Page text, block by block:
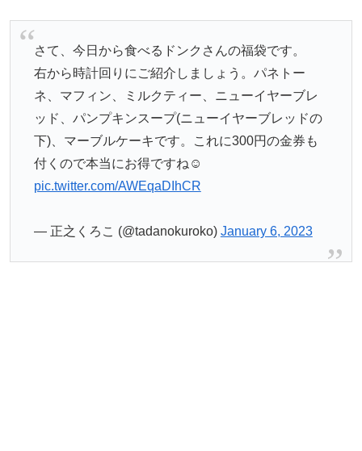
さて、今日から食べるドンクさんの福袋です。
右から時計回りにご紹介しましょう。パネトー
ネ、マフィン、ミルクティー、ニューイヤーブレ
ッド、パンプキンスープ(ニューイヤーブレッドの
下)、マーブルケーキです。これに300円の金券も
付くので本当にお得ですね☺️
pic.twitter.com/AWEqaDIhCR
— 正之くろこ (@tadanokuroko) January 6, 2023